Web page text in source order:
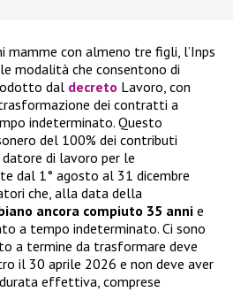
mamme con almeno tre figli, l’Inps
modalità che consentono di
dal decreto Lavoro, con
dei contratti a
indeterminato. Questo
del 100% dei contributi
di lavoro per le
dal 1° agosto al 31 dicembre
che, alla data della
ancora compiuto 35 anni e
a tempo indeterminato. Ci sono
a termine da trasformare deve
il 30 aprile 2026 e non deve aver
effettiva, comprese